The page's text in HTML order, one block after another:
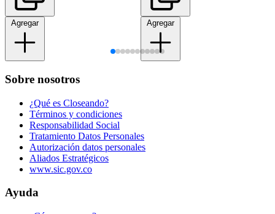
Agregar Agregar
Sobre nosotros
¿Qué es Closeando?
Términos y condiciones
Responsabilidad Social
Tratamiento Datos Personales
Autorización datos personales
Aliados Estratégicos
www.sic.gov.co
Ayuda